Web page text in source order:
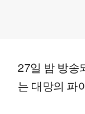
27일 밤 방송
는 대망의 파